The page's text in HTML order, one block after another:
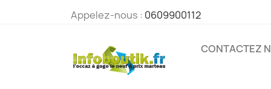
Appelez-nous : 0609900112
CONTACTEZ